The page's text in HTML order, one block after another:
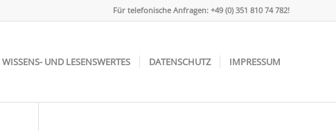
Für telefonische Anfragen: +49 (0) 351 810 74 782!
WISSENS- UND LESENSWERTES DATENSCHUTZ IMPRESSUM